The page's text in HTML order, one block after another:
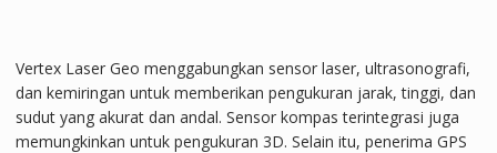
Vertex Laser Geo menggabungkan sensor laser, ultrasonografi,
dan kemiringan untuk memberikan pengukuran jarak, tinggi, dan
sudut yang akurat dan andal. Sensor kompas terintegrasi juga
memungkinkan untuk pengukuran 3D. Selain itu, penerima GPS